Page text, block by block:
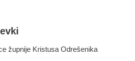
župnije Kristusa Odrešenika